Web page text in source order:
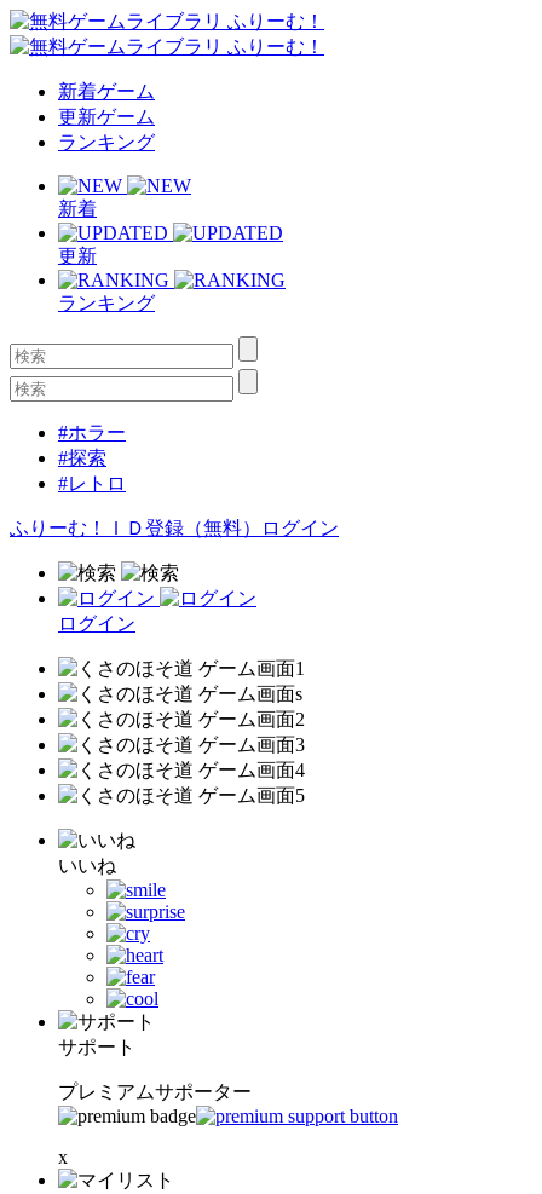
新着ゲーム
更新ゲーム
ランキング
新着
更新
ランキング
#ホラー
#探索
#レトロ
ふりーむ！ＩＤ登録（無料） ログイン
ログイン
いいね
サポート
プレミアムサポーター
x